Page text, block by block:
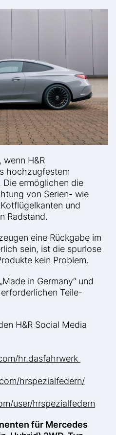
wenn H&R
hochzugfestem
Die ermöglichen die
von Serien- wie
und
Radstand.
eine Rückgabe im
sein, ist die spurlose
kein Problem.
in Germany“ und
Teile-
H&R Social Media
hr.dasfahrwerk
hrspezialfedern/
user/hrspezialfedern
für Mercedes